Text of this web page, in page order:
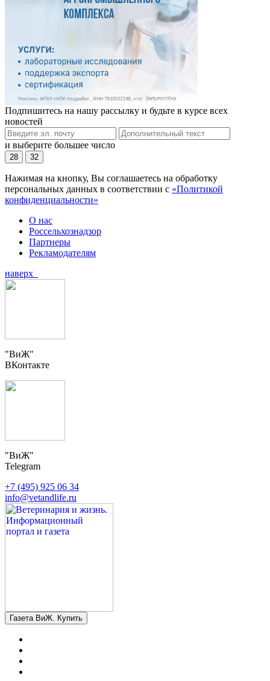
Подпишитесь на нашу рассылку и будьте в курсе всех
новостей
и выберите большее число
28 32
Нажимая на кнопку, Вы соглашаетесь на обработку
персональных данных в соответствии с «Политикой
конфиденциальности»
О нас
Россельхознадзор
Партнеры
Рекламодателям
наверх
"ВиЖ"
ВКонтакте
"ВиЖ"
Telegram
+7 (495) 925 06 34
info@vetandlife.ru
Газета ВиЖ. Купить